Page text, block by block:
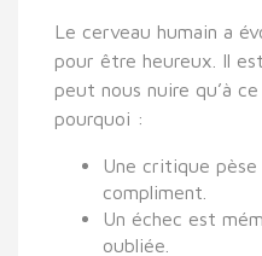
Le cerveau humain a
pour être heureux. Il
peut nous nuire qu’à
pourquoi :
Une critique pèse
compliment.
Un échec est
oubliée.